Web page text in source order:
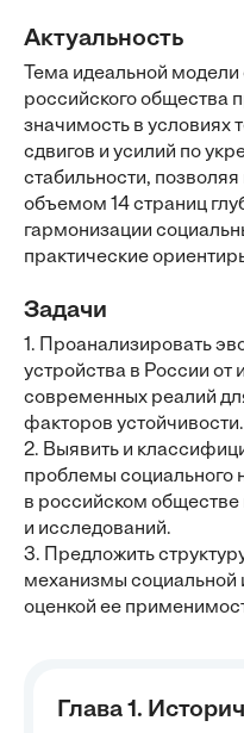
Актуальность
Тема идеальной
российского общества
значимость в условиях
сдвигов и усилий по
стабильности,
объемом 14 страниц
гармонизации
практические
Задачи
1. Проанализировать
устройства в России от
современных реалий
факторов устойчивости.
2. Выявить и
проблемы социального
в российском обществе
и исследований.
3. Предложить
механизмы социальной
оценкой ее
Глава 1.